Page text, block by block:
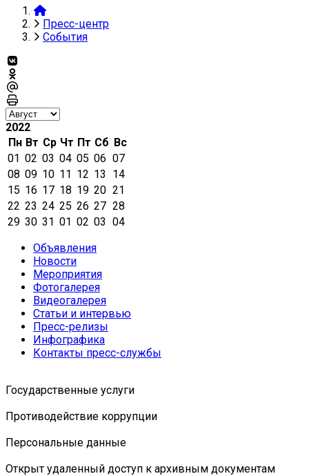
Пресс-центр
События
2022
Пн Вт Ср Чт Пт Сб Вс
01 02 03 04 05 06 07
08 09 10 11 12 13
14
15 16 17 18 19 20 21
22 23 24 25 26 27 28
29 30 31 01 02 03 04
Объявления
Новости
Мероприятия
Фотогалерея
Видеогалерея
Статьи и интервью
Пресс-релизы
Инфографика
Контакты пресс-службы
Государственные услуги
Противодействие коррупции
Персональные данные
Открыт удаленный доступ к архивным документам